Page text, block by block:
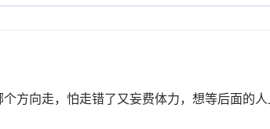
方向走，怕走错了又妄费体力，想等后面的